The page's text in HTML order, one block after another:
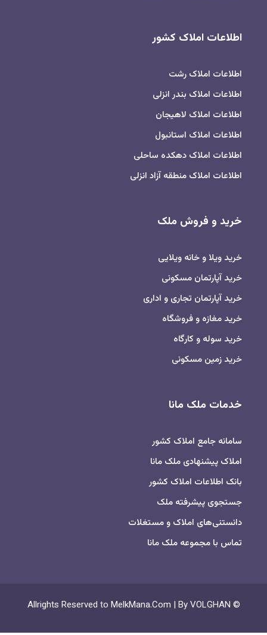
اطلاعات املاک کشور
اطلاعات املاک رشت
اطلاعات املاک بندر انزلی
اطلاعات املاک لاهیجان
اطلاعات املاک استانبول
اطلاعات املاک دهکده ساحلی
اطلاعات املاک منطقه آزاد انزلی
خرید و فروش ملک
خرید ویلا و خانه ویلایی
خرید آپارتمان مسکونی
خرید آپارتمان تجاری و اداری
خرید مغازه و فروشگاه
خرید سوله و کارگاه
خرید زمین مسکونی
خدمات ملک مانا
سامانه جامع املاک کشور
املاک پیشنهادی ملک مانا
بانک اطلاعات املاک کشور
جستجوی پیشرفته ملک
دانستنی‌های املاک و مستغلات
تماس با مجموعه ملک مانا
© Allrights Reserved to MelkMana.Com | By VOLGHAN